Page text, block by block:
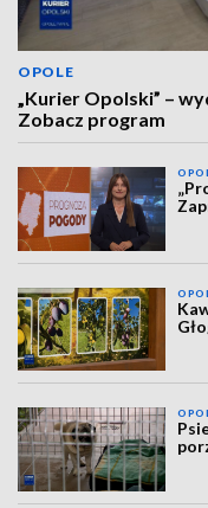
OPOLE
„Kurier Opolski” –
Zobacz program